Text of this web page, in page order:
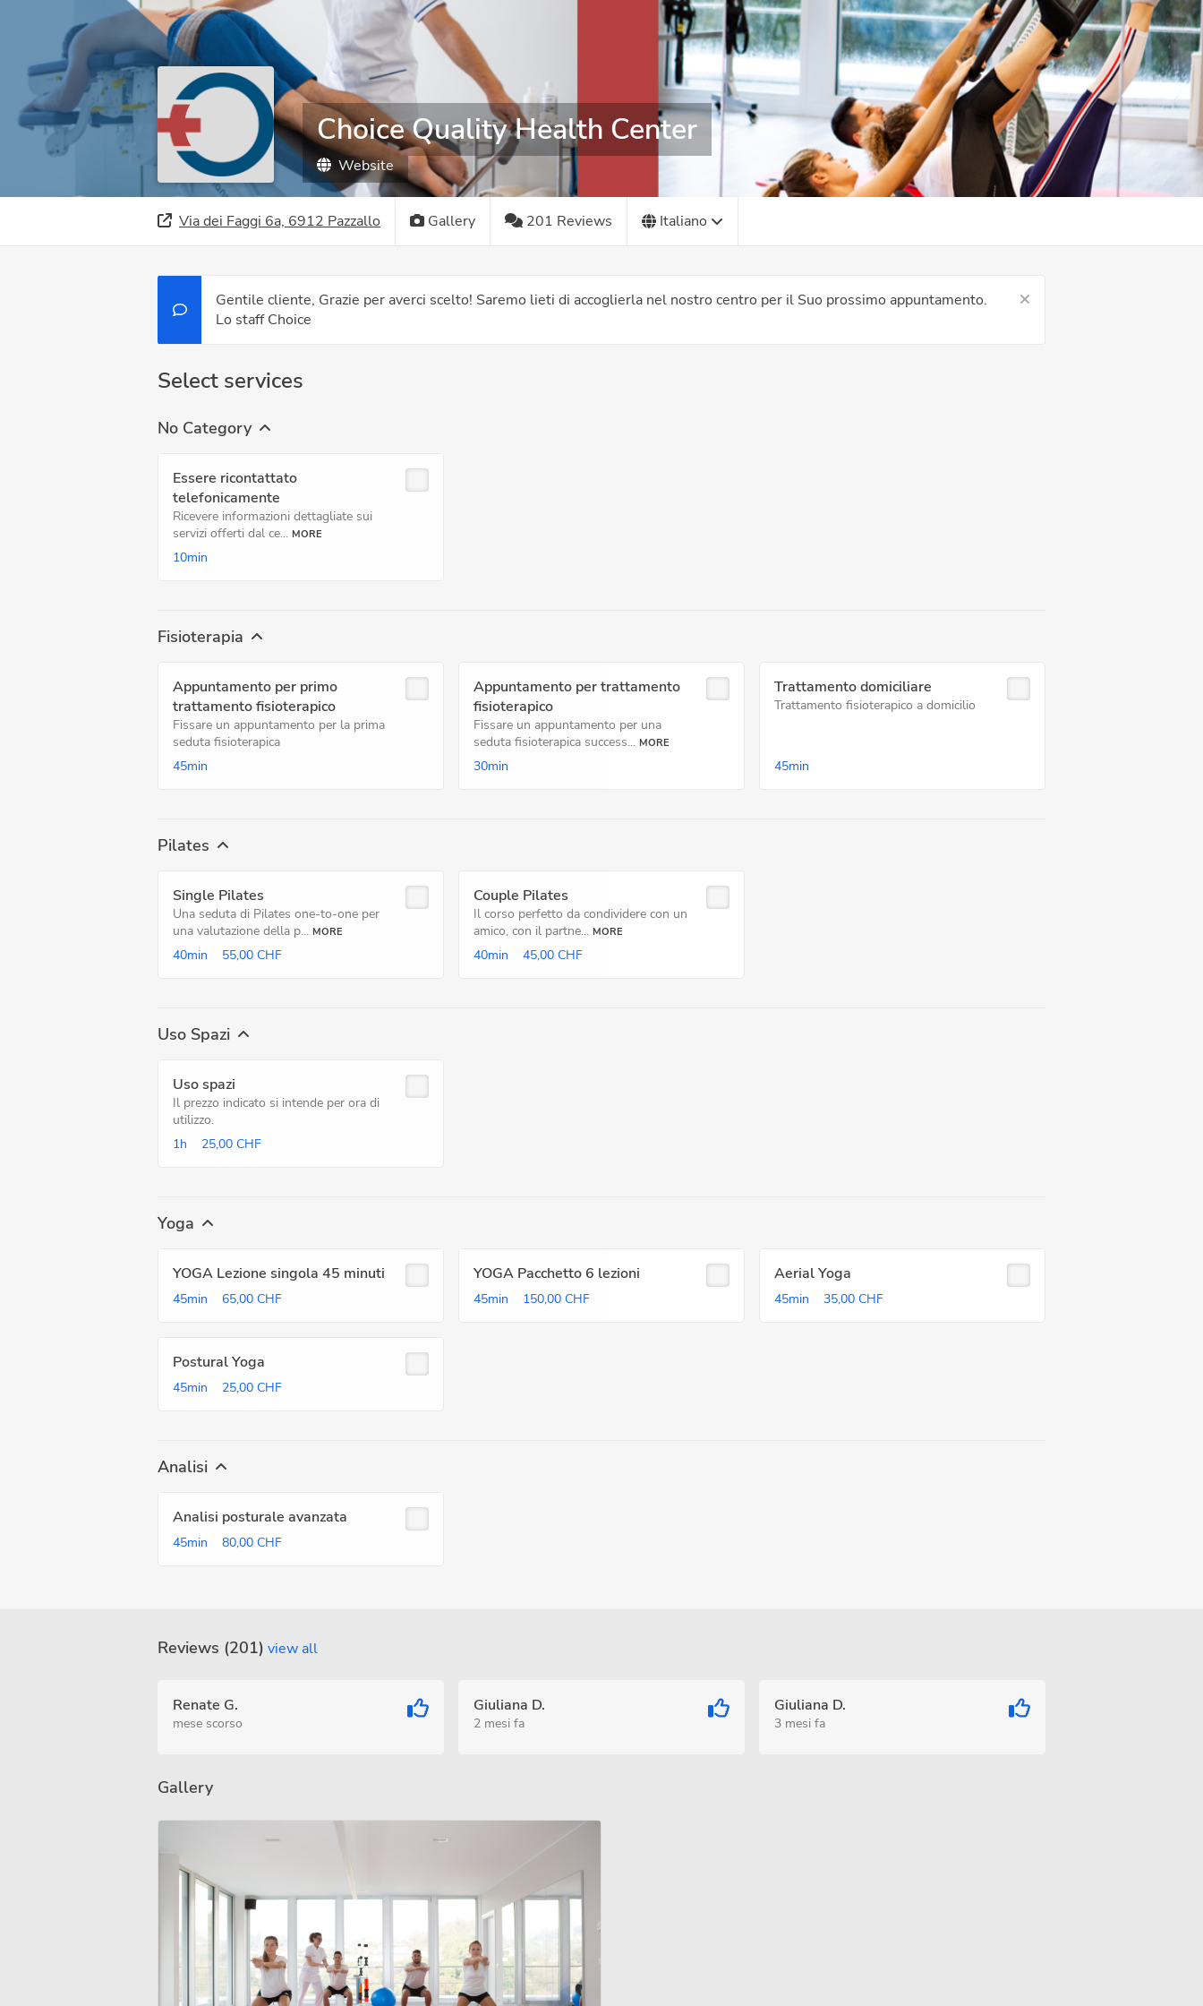
Choice Quality Health Center
Website
Via dei Faggi 6a, 6912 Pazzallo Gallery 201 Reviews Italiano
Gentile cliente, Grazie per averci scelto! Saremo lieti di accoglierla nel nostro centro per il Suo prossimo appuntamento.
Lo staff Choice
Select services
No Category
Essere ricontattato
telefonicamente
Ricevere informazioni dettagliate sui
servizi offerti dal ce... MORE
10min
Fisioterapia
Appuntamento per primo
trattamento fisioterapico
Fissare un appuntamento per la prima
seduta fisioterapica
45min
Appuntamento per trattamento
fisioterapico
Fissare un appuntamento per una
seduta fisioterapica success... MORE
30min
Trattamento domiciliare
Trattamento fisioterapico a domicilio
45min
Pilates
Single Pilates
Una seduta di Pilates one-to-one per
una valutazione della p... MORE
40min 55,00 CHF
Couple Pilates
Il corso perfetto da condividere con un
amico, con il partne... MORE
40min 45,00 CHF
Uso Spazi
Uso spazi
Il prezzo indicato si intende per ora di
utilizzo.
1h
25,00 CHF
Yoga
YOGA Lezione singola 45 minuti
45min 65,00 CHF
YOGA Pacchetto 6 lezioni
45min 150,00 CHF
Aerial Yoga
45min 35,00 CHF
Postural Yoga
45min 25,00 CHF
Analisi
Analisi posturale avanzata
45min 80,00 CHF
Reviews (201) view all
Renate G.
mese scorso
Giuliana D.
2 mesi fa
Giuliana D.
3 mesi fa
Gallery